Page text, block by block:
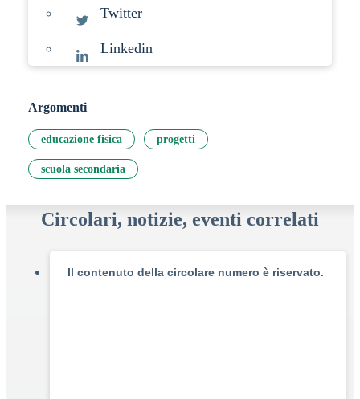
Twitter
Linkedin
Argomenti
educazione fisica progetti
scuola secondaria
Circolari, notizie, eventi correlati
Il contenuto della circolare numero è riservato.